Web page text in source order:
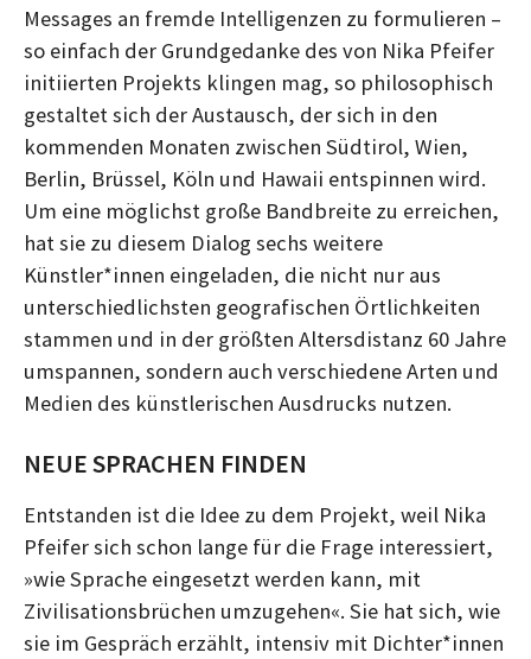
Messages an fremde Intelligenzen zu formulieren –
so einfach der Grundgedanke des von Nika Pfeifer
initiierten Projekts klingen mag, so philosophisch
gestaltet sich der Austausch, der sich in den
kommenden Monaten zwischen Südtirol, Wien,
Berlin, Brüssel, Köln und Hawaii entspinnen wird.
Um eine möglichst große Bandbreite zu erreichen,
hat sie zu diesem Dialog sechs weitere
Künstler*innen eingeladen, die nicht nur aus
unterschiedlichsten geografischen Örtlichkeiten
stammen und in der größten Altersdistanz 60 Jahre
umspannen, sondern auch verschiedene Arten und
Medien des künstlerischen Ausdrucks nutzen.
NEUE SPRACHEN FINDEN
Entstanden ist die Idee zu dem Projekt, weil Nika
Pfeifer sich schon lange für die Frage interessiert,
»wie Sprache eingesetzt werden kann, mit
Zivilisationsbrüchen umzugehen«. Sie hat sich, wie
sie im Gespräch erzählt, intensiv mit Dichter*innen